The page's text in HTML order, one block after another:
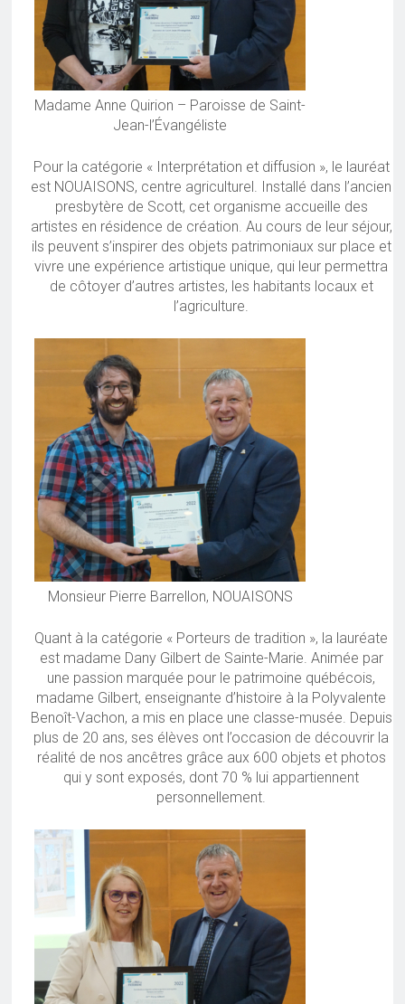
Madame Anne Quirion – Paroisse de Saint-
Jean-l’Évangéliste
Pour la catégorie « Interprétation et diffusion », le lauréat
est NOUAISONS, centre agriculturel. Installé dans l’ancien
presbytère de Scott, cet organisme accueille des
artistes en résidence de création. Au cours de leur séjour,
ils peuvent s’inspirer des objets patrimoniaux sur place et
vivre une expérience artistique unique, qui leur permettra
de côtoyer d’autres artistes, les habitants locaux et
l’agriculture.
Monsieur Pierre Barrellon, NOUAISONS
Quant à la catégorie « Porteurs de tradition », la lauréate
est madame Dany Gilbert de Sainte-Marie. Animée par
une passion marquée pour le patrimoine québécois,
madame Gilbert, enseignante d’histoire à la Polyvalente
Benoît-Vachon, a mis en place une classe-musée. Depuis
plus de 20 ans, ses élèves ont l’occasion de découvrir la
réalité de nos ancêtres grâce aux 600 objets et photos
qui y sont exposés, dont 70 % lui appartiennent
personnellement.